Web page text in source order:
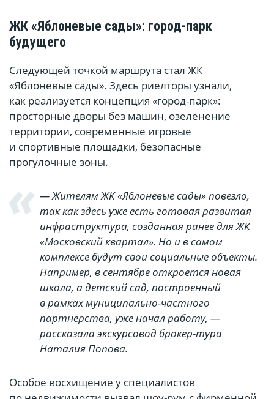
ЖК «Яблоневые сады»: город-парк
будущего
Следующей точкой маршрута стал ЖК
«Яблоневые сады». Здесь риелторы узнали,
как реализуется концепция «город-парк»:
просторные дворы без машин, озеленение
территории, современные игровые
и спортивные площадки, безопасные
прогулочные зоны.
— Жителям ЖК «Яблоневые сады» повезло,
так как здесь уже есть готовая развитая
инфраструктура, созданная ранее для ЖК
«Московский квартал». Но и в самом
комплексе будут свои социальные объекты.
Например, в сентябре откроется новая
школа, а детский сад, построенный
в рамках муниципально-частного
партнерства, уже начал работу, —
рассказала экскурсовод брокер-тура
Наталия Попова.
Особое восхищение у специалистов